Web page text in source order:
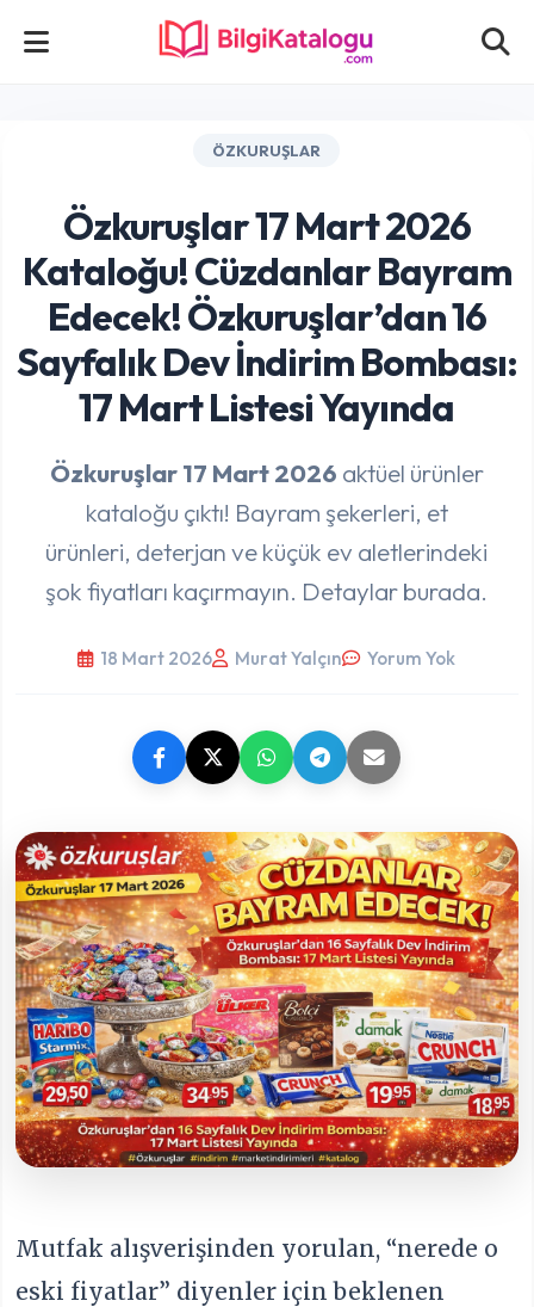
ÖZKURUŞLAR
Özkuruşlar 17 Mart 2026
Kataloğu! Cüzdanlar Bayram
Edecek! Özkuruşlar’dan 16
Sayfalık Dev İndirim Bombası:
17 Mart Listesi Yayında
Özkuruşlar 17 Mart 2026 aktüel ürünler
kataloğu çıktı! Bayram şekerleri, et
ürünleri, deterjan ve küçük ev aletlerindeki
şok fiyatları kaçırmayın. Detaylar burada.
18 Mart 2026 Murat Yalçın Yorum Yok
Mutfak alışverişinden yorulan, “nerede o
eski fiyatlar” diyenler için beklenen